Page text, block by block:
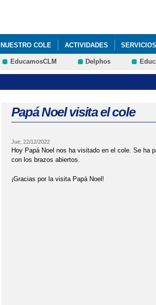
NUESTRO COLE ACTIVIDADES SERVICIOS
EducamosCLM Delphos
Papá Noel visita el cole
Jue, 22/12/2022
Hoy Papá Noel nos ha visitado en el cole. Se ha
con los brazos abiertos.
¡Gracias por la visita Papá Noel!